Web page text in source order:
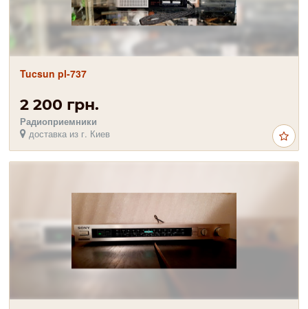
Tucsun pl-737
2 200 грн.
Радиоприемники
доставка из г. Киев